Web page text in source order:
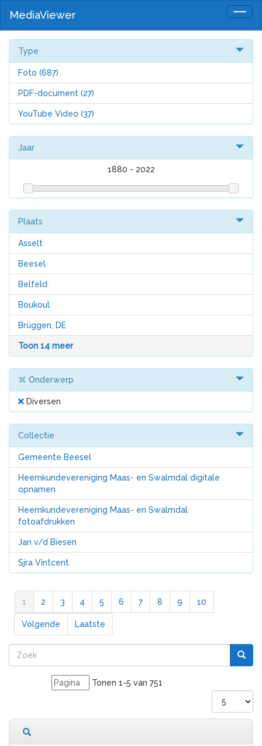
MediaViewer
Type
Foto (687)
PDF-document (27)
YouTube Video (37)
Jaar
1880 - 2022
Plaats
Asselt
Beesel
Belfeld
Boukoul
Brüggen, DE
Toon 14 meer
Onderwerp
Diversen
Collectie
Gemeente Beesel
Heemkundevereniging Maas- en Swalmdal digitale
opnamen
Heemkundevereniging Maas- en Swalmdal
fotoafdrukken
Jan v/d Biesen
Sjra Vintcent
1 2 3 4 5 6 7 8 9 10
Volgende Laatste
Tonen 1-5 van 751